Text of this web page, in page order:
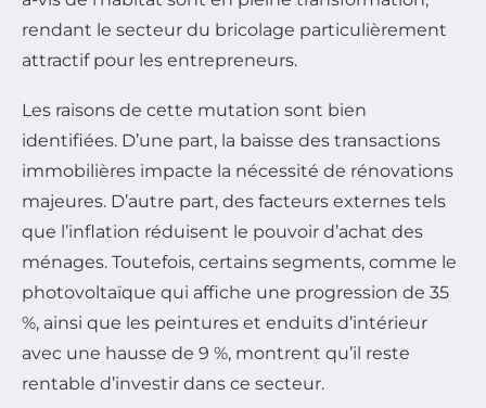
rendant le secteur du bricolage particulièrement
attractif pour les entrepreneurs.
Les raisons de cette mutation sont bien
identifiées. D’une part, la baisse des transactions
immobilières impacte la nécessité de rénovations
majeures. D’autre part, des facteurs externes tels
que l’inflation réduisent le pouvoir d’achat des
ménages. Toutefois, certains segments, comme le
photovoltaïque qui affiche une progression de 35
%, ainsi que les peintures et enduits d’intérieur
avec une hausse de 9 %, montrent qu’il reste
rentable d’investir dans ce secteur.